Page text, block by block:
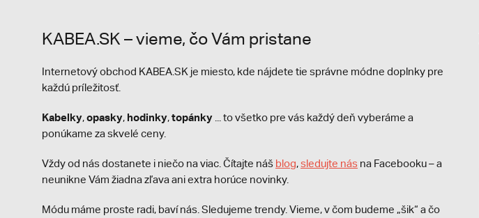
KABEA.SK – vieme, čo Vám pristane
Internetový obchod KABEA.SK je miesto, kde nájdete tie správne módne doplnky pre
každú príležitosť.
Kabelky,opasky, hodinky,topánky ... to všetko pre vás každý deň vyberáme a
ponúkame za skvelé ceny.
Vždy od nás dostanete i niečo na viac. Čítajte náš blog,sledujte nás na Facebooku – a
neunikne Vám žiadna zľava ani extra horúce novinky.
Módu máme proste radi, baví nás. Sledujeme trendy. Vieme, v čom budeme „šik“ a čo